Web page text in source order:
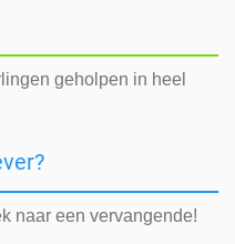
geholpen in heel
naar een vervangende!